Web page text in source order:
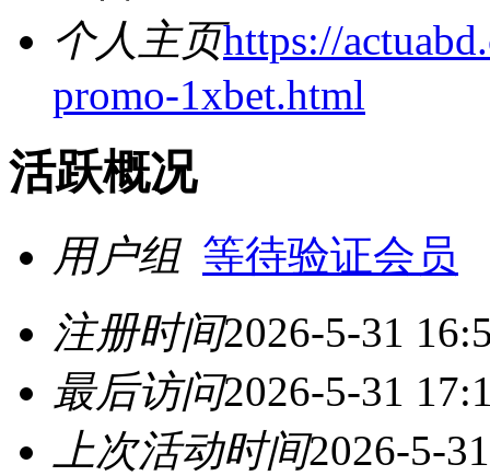
个人主页https://
promo-1xbet.html
活跃概况
用户组 等待验证会员
注册时间2026-5-31
最后访问2026-5-31
上次活动时间2026-5-